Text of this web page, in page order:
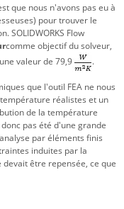
que nous n'avons pas eu à
pour trouver le
SOLIDWORKS Flow
comme objectif du solveur,
valeur de 79,9
.
que l'outil FEA ne nous
réalistes et un
de la température
pas été d'une grande
par éléments finis
induites par la
être repensée, ce que